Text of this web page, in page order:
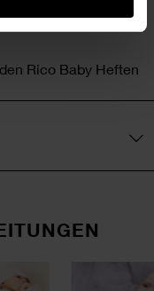
Rico Baby Heften